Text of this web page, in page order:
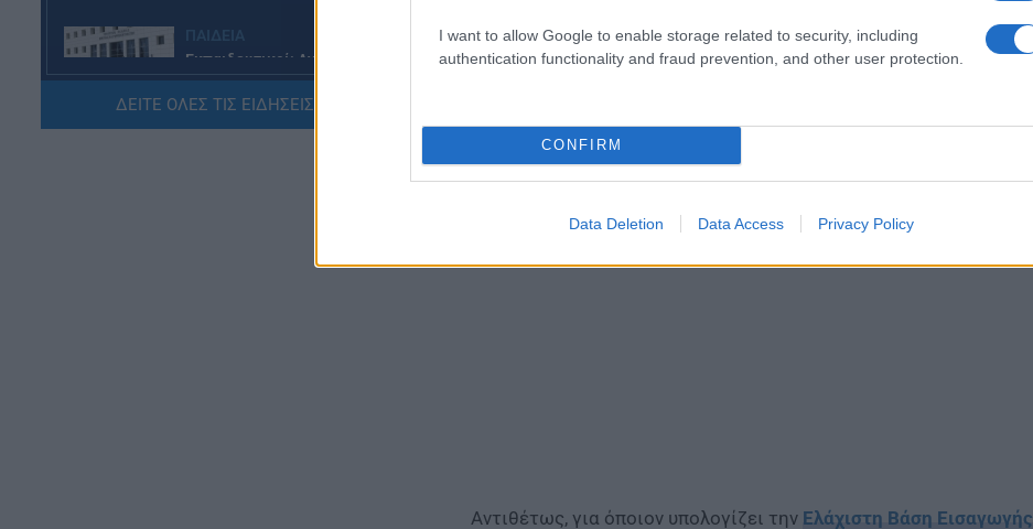
I want to allow Google to enable storage related to security, including
authentication functionality and fraud prevention, and other user protection.
CONFIRM
Data Deletion Data Access Privacy Policy
Εκπαιδευτικοί: Ανακλήθηκαν
αποσπάσεις για τα σχολικά έτη
2026-2029
06.08.2026 - 16:03
ΔΕΙΤΕ ΟΛΕΣ ΤΙΣ ΕΙΔΗΣΕΙΣ ΕΔΩ »
Αντιθέτως, για όποιον υπολογίζει την Ελάχιστη Βάση Εισαγωγής